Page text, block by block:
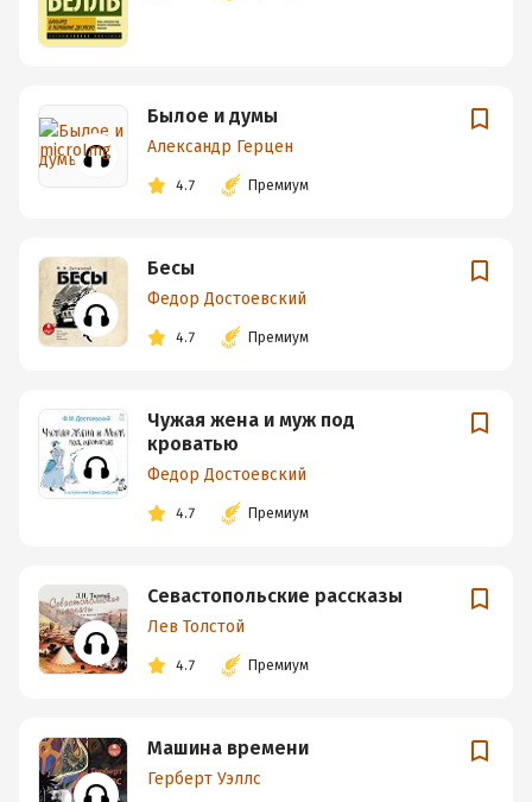
Былое и думы
Александр Герцен
4.7 Премиум
Бесы
Федор Достоевский
4.7 Премиум
Чужая жена и муж под
кроватью
Федор Достоевский
4.7 Премиум
Севастопольские рассказы
Лев Толстой
4.7 Премиум
Машина времени
Герберт Уэллс